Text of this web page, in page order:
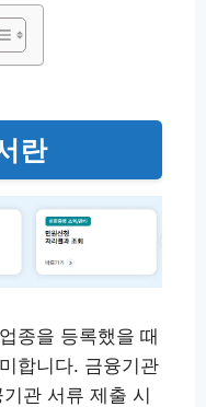
란
종을 등록했을 때
합니다. 금융기관
관 서류 제출 시